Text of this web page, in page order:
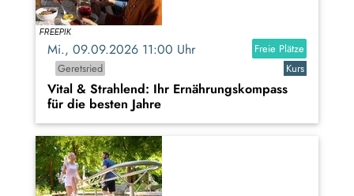
Mi., 09.09.2026 11:00 Uhr
Freie Plätze
Geretsried
Kurs
Vital & Strahlend: Ihr Ernährungskompass
für die besten Jahre